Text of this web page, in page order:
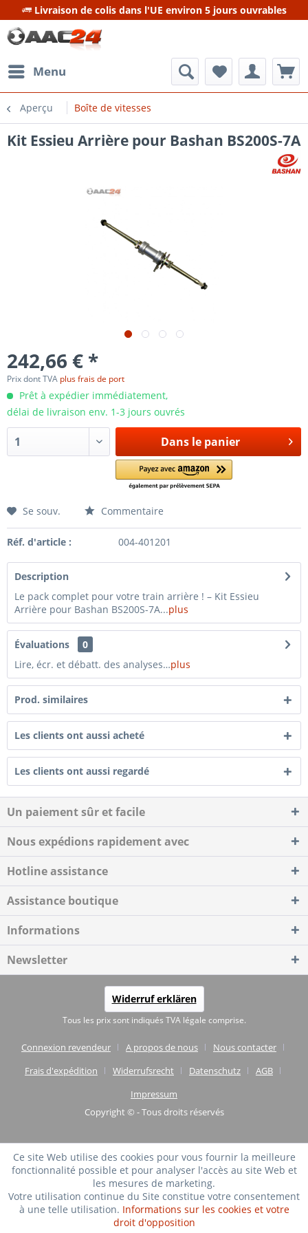
Livraison de colis dans l'UE environ 5 jours ouvrables
Menu
Aperçu Boîte de vitesses
Kit Essieu Arrière pour Bashan BS200S-7A
242,66 € *
Prix dont TVA plus frais de port
Prêt à expédier immédiatement,
délai de livraison env. 1-3 jours ouvrés
Dans le panier
Se souv. Commentaire
Réf. d'article : 004-401201
Description
Le pack complet pour votre train arrière ! – Kit Essieu
Arrière pour Bashan BS200S-7A...plus
Évaluations
0
Lire, écr. et débatt. des analyses…plus
Prod. similaires
Les clients ont aussi acheté
Les clients ont aussi regardé
Un paiement sûr et facile
Nous expédions rapidement avec
Hotline assistance
Assistance boutique
Informations
Newsletter
Widerruf erklären
Tous les prix sont indiqués TVA légale comprise.
Connexion revendeur A propos de nous
Nous contacter
Frais d'expédition
Widerrufsrecht Datenschutz
AGB
Impressum
Copyright © - Tous droits réservés
Ce site Web utilise des cookies pour vous fournir la meilleure
fonctionnalité possible et pour analyser l'accès au site Web et
les mesures de marketing.
Votre utilisation continue du Site constitue votre consentement
à une telle utilisation. Informations sur les cookies et votre
droit d'opposition